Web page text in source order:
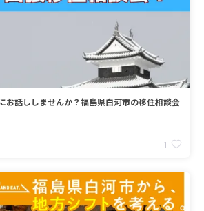
お話ししませんか？福島県白河市の移住相談会
1